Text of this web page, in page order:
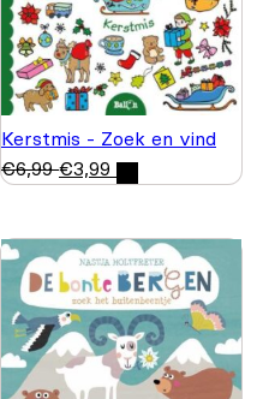
Kerstmis - Zoek en vind
€6,99 €3,99